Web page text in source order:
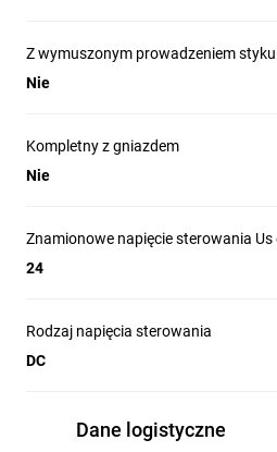
Z wymuszonym prowadzeniem styku
Nie
Kompletny z gniazdem
Nie
Znamionowe napięcie sterowania Us
24
Rodzaj napięcia sterowania
DC
Dane logistyczne